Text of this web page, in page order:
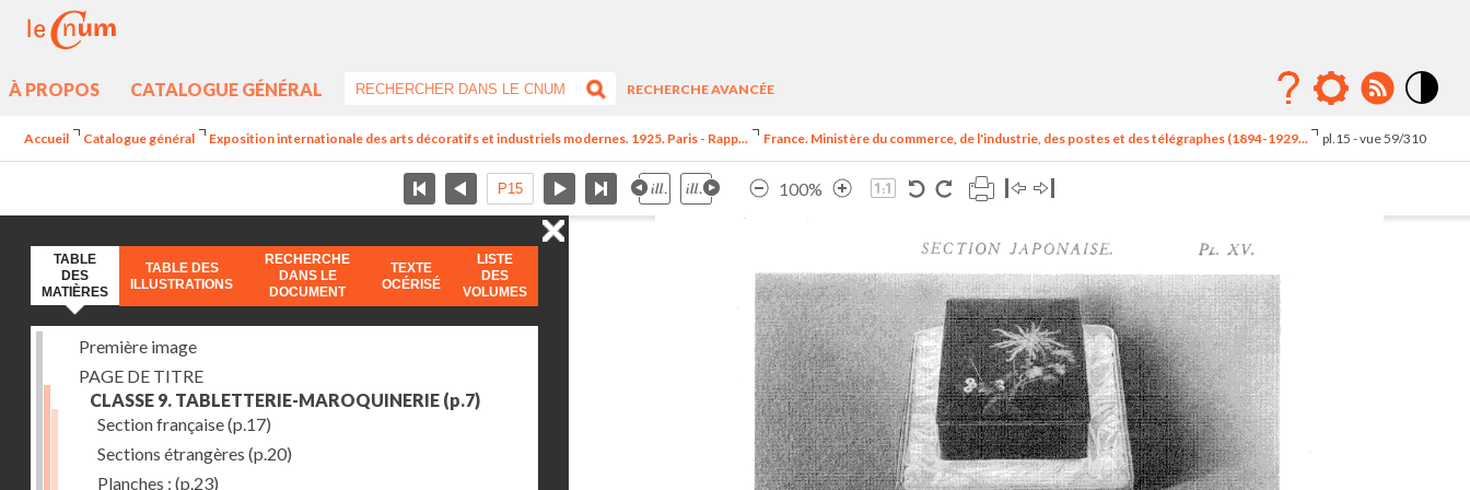
À PROPOS CATALOGUE GÉNÉRAL
RECHERCHE AVANCÉE
élévé
Accueil Catalogue général Exposition internationale des arts décoratifs et industriels modernes. 1925. Paris - Rapp... France. Ministère du commerce, de l'industrie, des postes et des télégraphes (1894-1929... pl.15 - vue 59/310
100%
TABLE
DES
MATIÈRES
TABLE DES
ILLUSTRATIONS
RECHERCHE
DANS LE
DOCUMENT
TEXTE
OCÉRISÉ
LISTE
DES
VOLUMES
Première image
PAGE DE TITRE
CLASSE 9. TABLETTERIE-MAROQUINERIE (p.7)
Section française(p.17)
Sections étrangères (p.20)
Planches : (p.23)